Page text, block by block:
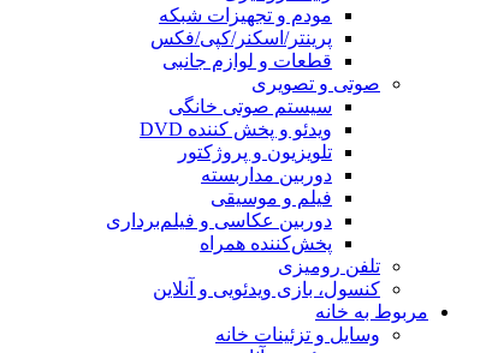
مودم و تجهیزات شبکه
پرینتر/اسکنر/کپی/فکس
قطعات و لوازم جانبی
صوتی و تصویری
سیستم صوتی خانگی
ویدئو و پخش کننده DVD
تلویزیون و پروژکتور
دوربین مداربسته
فیلم و موسیقی
دوربین عکاسی و فیلم‌برداری
پخش‌کننده همراه
تلفن رومیزی
کنسول، بازی‌ ویدئویی و آنلاین
مربوط به خانه
وسایل و تزئینات خانه